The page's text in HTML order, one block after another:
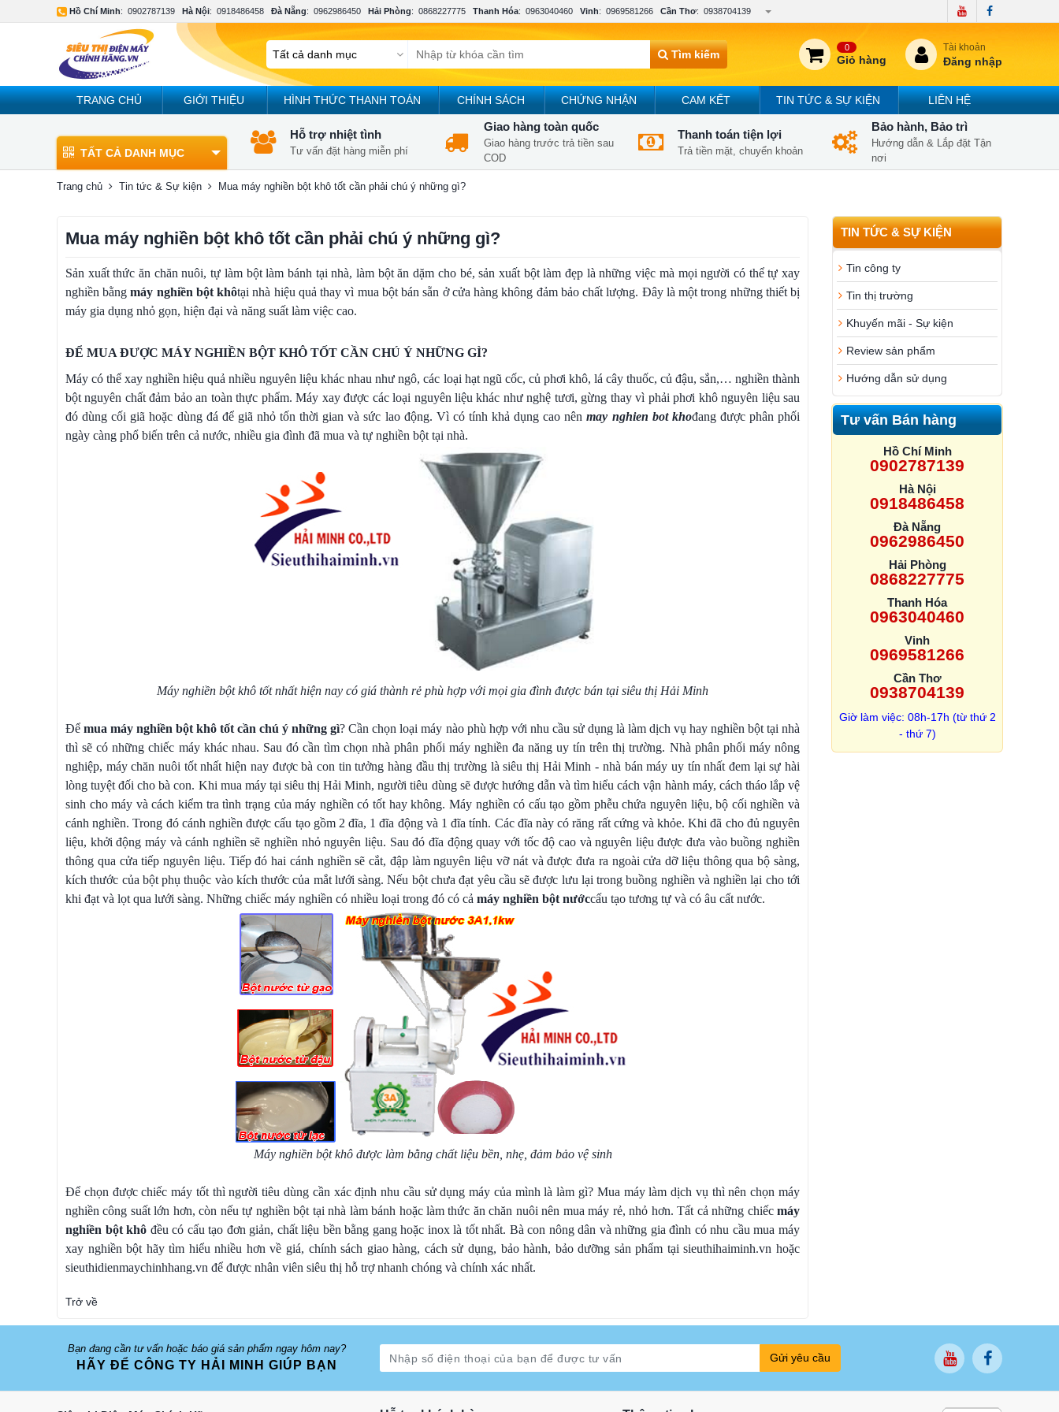
Hồ Chí Minh: 0902787139 Hà Nội: 0918486458 Đà Nẵng: 0962986450 Hải Phòng: 0868227775 Thanh Hóa: 0963040460 Vinh: 0969581266 Cần Thơ: 0938704139
Tìm kiếm
0
Giỏ hàng
Tài khoản
Đăng nhập
TRANG CHỦ GIỚI THIỆU HÌNH THỨC THANH TOÁN CHÍNH SÁCH CHỨNG NHẬN CAM KẾT TIN TỨC & SỰ KIỆN LIÊN HỆ
TẤT CẢ DANH MỤC
Hỗ trợ nhiệt tình
Tư vấn đặt hàng miễn phí
Giao hàng toàn quốc
Giao hàng trước trả tiền sau
COD
Thanh toán tiện lợi
Trả tiền mặt, chuyển khoản
Bảo hành, Bảo trì
Hướng dẫn & Lắp đặt Tận
nơi
Trang chủ Tin tức & Sự kiện Mua máy nghiền bột khô tốt cần phải chú ý những gì?
TIN TỨC & SỰ KIỆN
Tin công ty
Tin thị trường
Khuyến mãi - Sự kiện
Review sản phẩm
Hướng dẫn sử dụng
Tư vấn Bán hàng
Hồ Chí Minh
0902787139
Hà Nội
0918486458
Đà Nẵng
0962986450
Hải Phòng
0868227775
Thanh Hóa
0963040460
Vinh
0969581266
Cần Thơ
0938704139
Giờ làm việc: 08h-17h (từ thứ 2
- thứ 7)
Mua máy nghiền bột khô tốt cần phải chú ý những gì?
Sản xuất thức ăn chăn nuôi, tự làm bột làm bánh tại nhà, làm bột ăn dặm cho bé, sản xuất bột làm đẹp là những việc mà mọi người có thể tự xay
nghiền bằngmáy nghiền bột khôtại nhà hiệu quả thay vì mua bột bán sẵn ở cửa hàng không đảm bảo chất lượng. Đây là một trong những thiết bị
máy gia dụng nhỏ gọn, hiện đại và năng suất làm việc cao.
ĐỂ MUA ĐƯỢC MÁY NGHIỀN BỘT KHÔ TỐT CẦN CHÚ Ý NHỮNG GÌ?
Máy có thể xay nghiền hiệu quả nhiều nguyên liệu khác nhau như ngô, các loại hạt ngũ cốc, củ phơi khô, lá cây thuốc, củ đậu, sắn,… nghiền thành
bột nguyên chất đảm bảo an toàn thực phẩm. Máy xay được các loại nguyên liệu khác như nghệ tươi, gừng thay vì phải phơi khô nguyên liệu sau
đó dùng cối giã hoặc dùng đá để giã nhỏ tốn thời gian và sức lao động. Vì có tính khả dụng cao nênmay nghien bot khođang được phân phối
ngày càng phổ biến trên cả nước, nhiều gia đình đã mua và tự nghiền bột tại nhà.
Máy nghiền bột khô tốt nhất hiện nay có giá thành rẻ phù hợp với mọi gia đình được bán tại siêu thị Hải Minh
Để mua máy nghiền bột khô tốt cần chú ý những gì? Cần chọn loại máy nào phù hợp với nhu cầu sử dụng là làm dịch vụ hay nghiền bột tại nhà
thì sẽ có những chiếc máy khác nhau. Sau đó cần tìm chọn nhà phân phối máy nghiền đa năng uy tín trên thị trường. Nhà phân phối máy nông
nghiệp, máy chăn nuôi tốt nhất hiện nay được bà con tin tưởng hàng đầu thị trường là siêu thị Hải Minh - nhà bán máy uy tín nhất đem lại sự hài
lòng tuyệt đối cho bà con. Khi mua máy tại siêu thị Hải Minh, người tiêu dùng sẽ được hướng dẫn và tìm hiểu cách vận hành máy, cách tháo lắp vệ
sinh cho máy và cách kiểm tra tình trạng của máy nghiền có tốt hay không. Máy nghiền có cấu tạo gồm phễu chứa nguyên liệu, bộ cối nghiền và
cánh nghiền. Trong đó cánh nghiền được cấu tạo gồm 2 đĩa, 1 đĩa động và 1 đĩa tính. Các đĩa này có răng rất cứng và khỏe. Khi đã cho đủ nguyên
liệu, khởi động máy và cánh nghiền sẽ nghiền nhỏ nguyên liệu. Sau đó đĩa động quay với tốc độ cao và nguyên liệu được đưa vào buồng nghiền
thông qua cửa tiếp nguyên liệu. Tiếp đó hai cánh nghiền sẽ cắt, đập làm nguyên liệu vỡ nát và được đưa ra ngoài cửa dỡ liệu thông qua bộ sàng,
kích thước của bột phụ thuộc vào kích thước của mắt lưới sàng. Nếu bột chưa đạt yêu cầu sẽ được lưu lại trong buồng nghiền và nghiền lại cho tới
khi đạt và lọt qua lưới sàng. Những chiếc máy nghiền có nhiều loại trong đó có cả máy nghiền bột nướccấu tạo tương tự và có âu cất nước.
Máy nghiền bột khô được làm bằng chất liệu bền, nhẹ, đảm bảo vệ sinh
Để chọn được chiếc máy tốt thì người tiêu dùng cần xác định nhu cầu sử dụng máy của mình là làm gì? Mua máy làm dịch vụ thì nên chọn máy
nghiền công suất lớn hơn, còn nếu tự nghiền bột tại nhà làm bánh hoặc làm thức ăn chăn nuôi nên mua máy rẻ, nhỏ hơn. Tất cả những chiếc máy
nghiền bột khô đều có cấu tạo đơn giản, chất liệu bền bằng gang hoặc inox là tốt nhất. Bà con nông dân và những gia đình có nhu cầu mua máy
xay nghiền bột hãy tìm hiểu nhiều hơn về giá, chính sách giao hàng, cách sử dụng, bảo hành, bảo dưỡng sản phẩm tại sieuthihaiminh.vn hoặc
sieuthidienmaychinhhang.vn để được nhân viên siêu thị hỗ trợ nhanh chóng và chính xác nhất.
Trở về
Bạn đang cần tư vấn hoặc báo giá sản phẩm ngay hôm nay?
HÃY ĐỂ CÔNG TY HẢI MINH GIÚP BẠN
Gửi yêu cầu